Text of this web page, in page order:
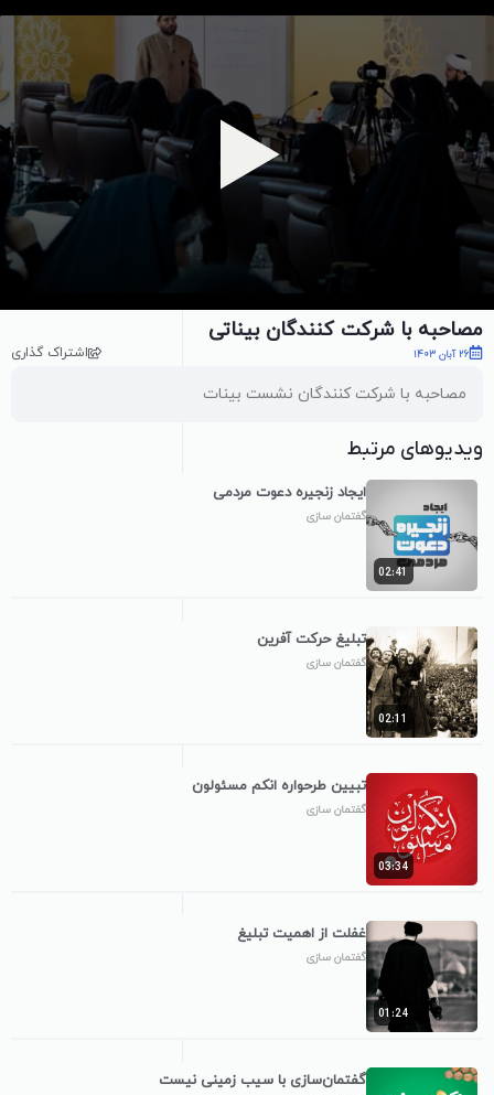
مصاحبه با شرکت کنندگان بیناتی
26 آبان 1403 اشتراک گذاری
مصاحبه با شرکت کنندگان نشست بینات
ویدیوهای مرتبط
02:41
ایجاد زنجیره دعوت مردمی
گفتمان سازی
02:11
تبلیغ حرکت آفرین
گفتمان سازی
03:34
تبیین طرحواره انکم مسئولون
گفتمان سازی
01:24
غفلت از اهمیت تبلیغ
گفتمان سازی
گفتمان‌سازی با سیب زمینی نیست